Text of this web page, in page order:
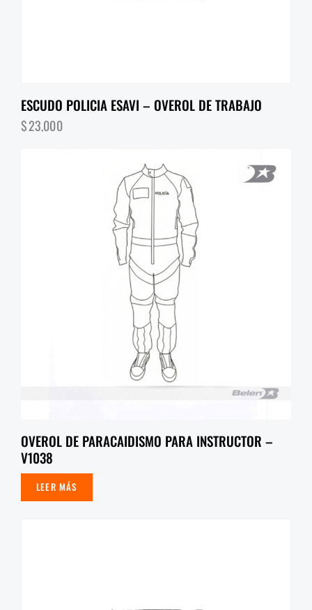
ESCUDO POLICIA ESAVI – OVEROL DE TRABAJO
$23,000
OVEROL DE PARACAIDISMO PARA INSTRUCTOR –
V1038
LEER MÁS